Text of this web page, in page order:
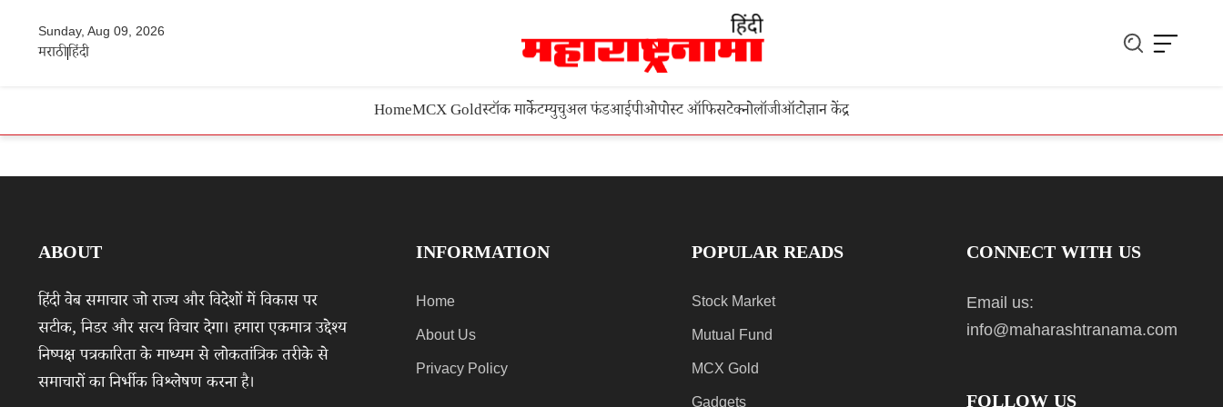
Sunday, Aug 09, 2026
मराठीहिंदी
HomeMCX Goldस्टॉक मार्केटम्युचुअल फंडआईपीओपोस्ट ऑफिसटेक्नोलॉजीऑटोज्ञान केंद्र
ABOUT
हिंदी वेब समाचार जो राज्य और विदेशों में विकास पर
सटीक, निडर और सत्य विचार देगा। हमारा एकमात्र उद्देश्य
निष्पक्ष पत्रकारिता के माध्यम से लोकतांत्रिक तरीके से
समाचारों का निर्भीक विश्लेषण करना है।
INFORMATION
Home
About Us
Privacy Policy
POPULAR READS
Stock Market
Mutual Fund
MCX Gold
Gadgets
CONNECT WITH US
Email us:
info@maharashtranama.com